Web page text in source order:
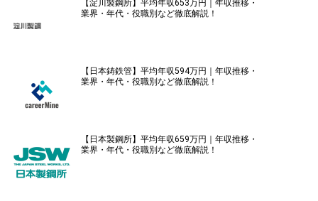
【淀川製鋼所】平均年収653万円｜年収推移・
業界・年代・役職別など徹底解説！
【日本鋳鉄管】平均年収594万円｜年収推移・
業界・年代・役職別など徹底解説！
【日本製鋼所】平均年収659万円｜年収推移・
業界・年代・役職別など徹底解説！